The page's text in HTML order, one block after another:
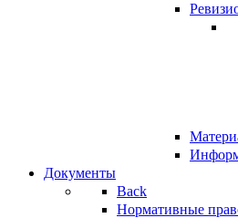
Документы
Back
Нормативные